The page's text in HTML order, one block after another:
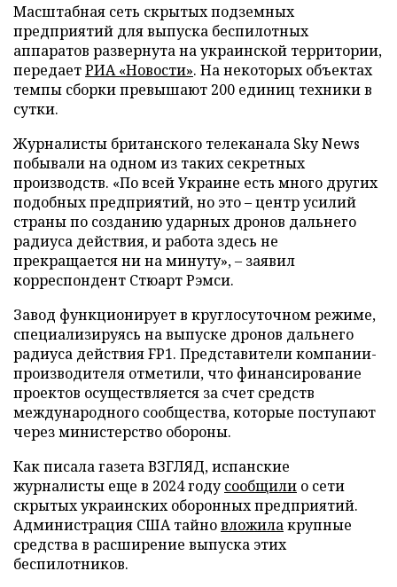
Масштабная сеть скрытых подземных
предприятий для выпуска беспилотных
аппаратов развернута на украинской территории,
передаетРИА «Новости». На некоторых объектах
темпы сборки превышают 200 единиц техники в
сутки.
Журналисты британского телеканала Sky News
побывали на одном из таких секретных
производств. «По всей Украине есть много других
подобных предприятий, но это – центр усилий
страны по созданию ударных дронов дальнего
радиуса действия, и работа здесь не
прекращается ни на минуту», – заявил
корреспондент Стюарт Рэмси.
Завод функционирует в круглосуточном режиме,
специализируясь на выпуске дронов дальнего
радиуса действия FP1. Представители компании-
производителя отметили, что финансирование
проектов осуществляется за счет средств
международного сообщества, которые поступают
через министерство обороны.
Как писала газета ВЗГЛЯД, испанские
журналисты еще в 2024 годусообщили о сети
скрытых украинских оборонных предприятий.
Администрация США тайновложилакрупные
средства в расширение выпуска этих
беспилотников.